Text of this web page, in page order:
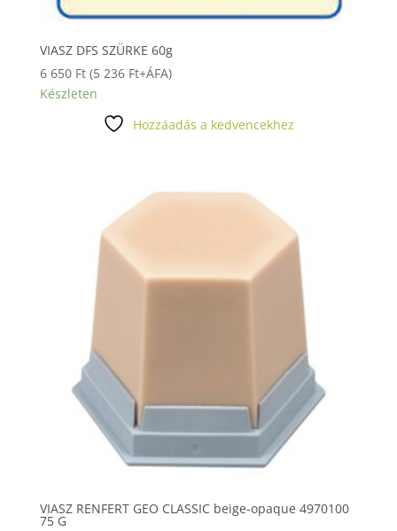
VIASZ DFS SZÜRKE 60g
6 650 Ft (5 236 Ft+ÁFA)
Készleten
Hozzáadás a kedvencekhez
VIASZ RENFERT GEO CLASSIC beige-opaque 4970100
75 G